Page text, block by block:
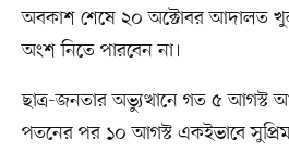
অবকাশ শেষে ২০ অক্টোবর আদালত
অংশ নিতে পারবেন না।
ছাত্র-জনতার অভ্যুত্থানে গত ৫ আগস্ট
পতনের পর ১০ আগস্ট একইভাবে সুপ্রিম